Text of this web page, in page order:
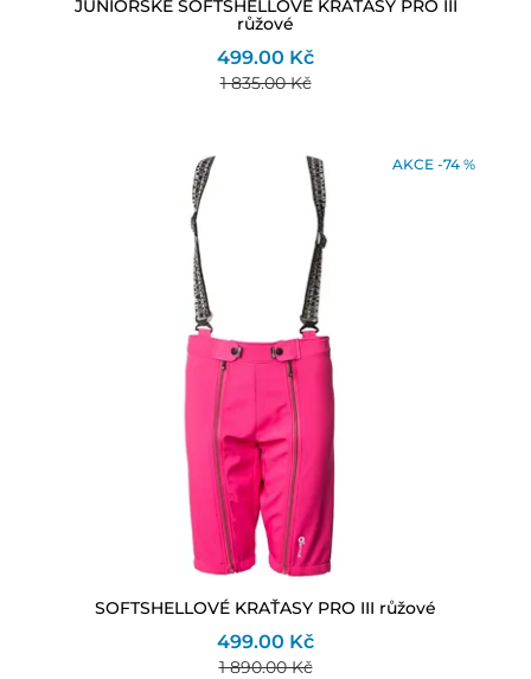
JUNIORSKÉ SOFTSHELLOVÉ KRAŤASY PRO III
růžové
499.00 Kč
1 835.00 Kč
AKCE -74 %
SOFTSHELLOVÉ KRAŤASY PRO III růžové
499.00 Kč
1 890.00 Kč